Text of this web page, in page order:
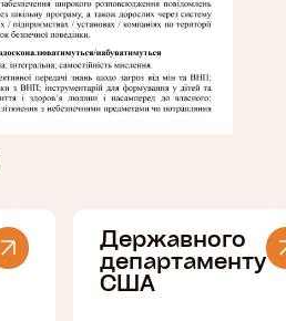
Державного
департаменту
США